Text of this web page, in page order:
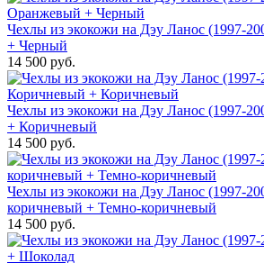
Чехлы из экокожи на Дэу Ланос (1997-
+ Черный
14 500 руб.
Чехлы из экокожи на Дэу Ланос (1997-
+ Коричневый
14 500 руб.
Чехлы из экокожи на Дэу Ланос (1997-
коричневый + Темно-коричневый
14 500 руб.